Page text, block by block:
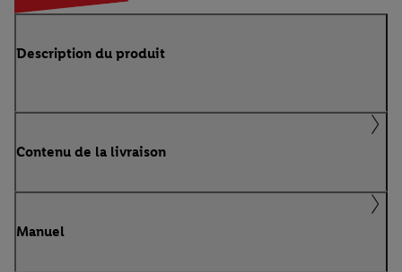
Description du produit
Contenu de la livraison
Manuel